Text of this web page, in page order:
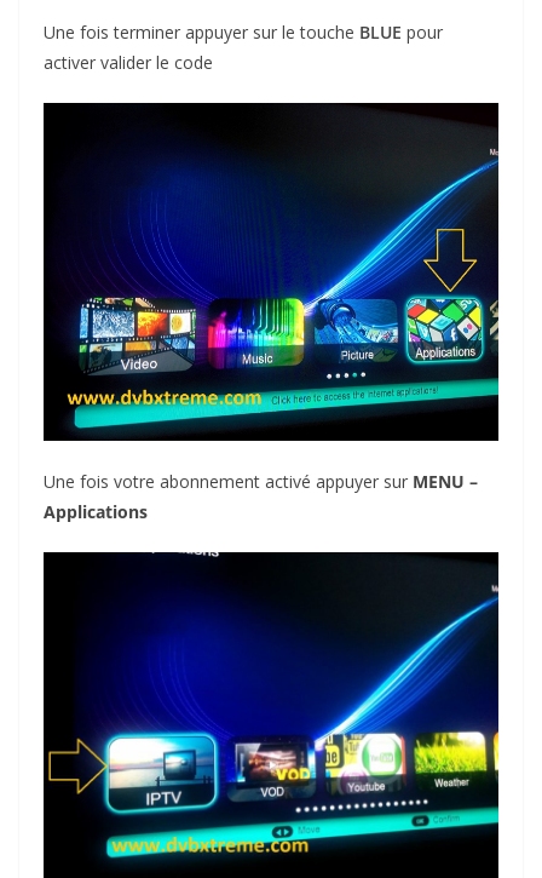
Une fois terminer appuyer sur le touche BLUE pour
activer valider le code
Une fois votre abonnement activé appuyer sur MENU –
Applications